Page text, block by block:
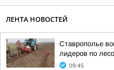
ЛЕНТА НОВОСТЕЙ
Ставрополье
лидеров по
09:45